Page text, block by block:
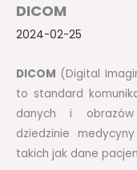
DICOM
2024-02-25
DICOM (Digital
to standard
danych i obrazów
dziedzinie
takich jak dane